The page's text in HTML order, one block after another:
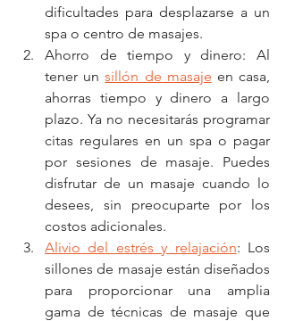
dificultades para desplazarse a un
spa o centro de masajes.
Ahorro de tiempo y dinero: Al
tener un sillón de masaje en casa,
ahorras tiempo y dinero a largo
plazo. Ya no necesitarás programar
citas regulares en un spa o pagar
por sesiones de masaje. Puedes
disfrutar de un masaje cuando lo
desees, sin preocuparte por los
costos adicionales.
Alivio del estrés y relajación: Los
sillones de masaje están diseñados
para proporcionar una amplia
gama de técnicas de masaje que